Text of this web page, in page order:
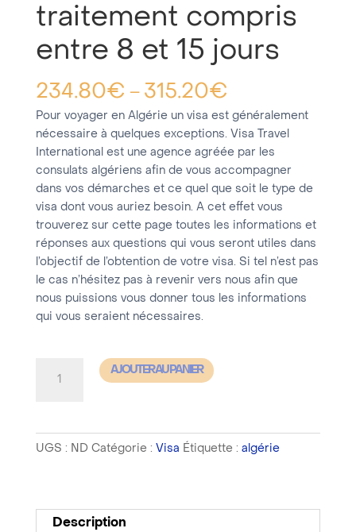
traitement compris
entre 8 et 15 jours
234.80€ – 315.20€
Pour voyager en Algérie un visa est généralement
nécessaire à quelques exceptions. Visa Travel
International est une agence agréée par les
consulats algériens afin de vous accompagner
dans vos démarches et ce quel que soit le type de
visa dont vous auriez besoin. A cet effet vous
trouverez sur cette page toutes les informations et
réponses aux questions qui vous seront utiles dans
l’objectif de l’obtention de votre visa. Si tel n’est pas
le cas n’hésitez pas à revenir vers nous afin que
nous puissions vous donner tous les informations
qui vous seraient nécessaires.
-
Visa
entrée
AJOUTER AU PANIER
UGS : ND Catégorie : Visa Étiquette : algérie
Description